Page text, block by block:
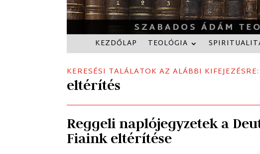
KEZDŐLAP TEOLÓGIA
KERESÉSI TALÁLATOK AZ ALÁBBI KIFEJEZÉSRE:
eltérítés
Reggeli naplójegyzetek a
Fiaink eltérítése